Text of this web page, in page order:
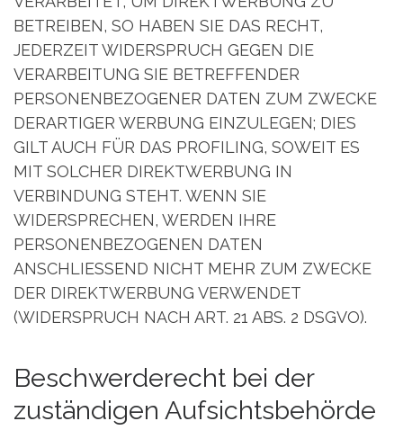
BETREIBEN, SO HABEN SIE DAS RECHT,
JEDERZEIT WIDERSPRUCH GEGEN DIE
VERARBEITUNG SIE BETREFFENDER
PERSONENBEZOGENER DATEN ZUM ZWECKE
DERARTIGER WERBUNG EINZULEGEN; DIES
GILT AUCH FÜR DAS PROFILING, SOWEIT ES
MIT SOLCHER DIREKTWERBUNG IN
VERBINDUNG STEHT. WENN SIE
WIDERSPRECHEN, WERDEN IHRE
PERSONENBEZOGENEN DATEN
ANSCHLIESSEND NICHT MEHR ZUM ZWECKE
DER DIREKTWERBUNG VERWENDET
(WIDERSPRUCH NACH ART. 21 ABS. 2 DSGVO).
Beschwerde­recht bei der
zuständigen Aufsichts­behörde